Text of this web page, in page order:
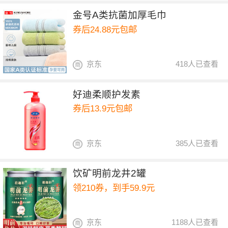
金号A类抗菌加厚毛巾
券后24.88元包邮
418人已查看
京东
好迪柔顺护发素
券后13.9元包邮
385人已查看
京东
饮矿明前龙井2罐
领210券，到手59.9元
1188人已查看
京东